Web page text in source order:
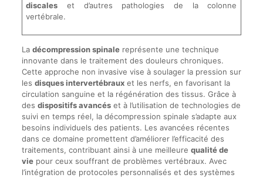
discales et d’autres pathologies de la colonne
vertébrale.
La décompression spinalereprésente une technique
innovante dans le traitement des douleurs chroniques.
Cette approche non invasive vise à soulager la pression sur
les disques intervertébrauxet les nerfs, en favorisant la
circulation sanguine et la régénération des tissus. Grâce à
des dispositifs avancéset à l’utilisation de technologies de
suivi en temps réel, la décompression spinale s’adapte aux
besoins individuels des patients. Les avancées récentes
dans ce domaine promettent d’améliorer l’efficacité des
traitements, contribuant ainsi à une meilleure qualité de
viepour ceux souffrant de problèmes vertébraux. Avec
l’intégration de protocoles personnalisés et des systèmes